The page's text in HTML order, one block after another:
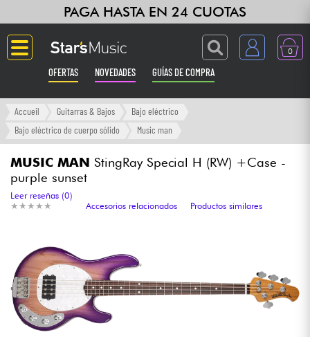
PAGA HASTA EN 24 CUOTAS
0
OFERTAS NOVEDADES GUÍAS DE COMPRA
Langue
Ampli & Efectos
Sintetizadores & samplers
Grabación
Auriculares
Accueil Guitarras & Bajos
Bajo eléctrico
Bajo eléctrico de cuerpo sólido
Music man
MUSIC MAN StingRay Special H (RW) +Case -
purple sunset
★ ★ ★ ★ ★
★ ★ ★ ★ ★
Leer reseñas (0)
Accesorios relacionados
Productos similares